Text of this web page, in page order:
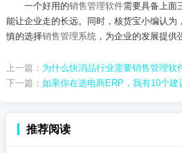
一个好用的销售管理软件需要具备上面
能让企业走的长远。同时，核货宝小编认为
慎的选择销售管理系统，为企业的发展提供
上一篇： 为什么快消品行业需要销售管理软
下一篇： 如果你在选电商ERP，我有10个建
推荐阅读